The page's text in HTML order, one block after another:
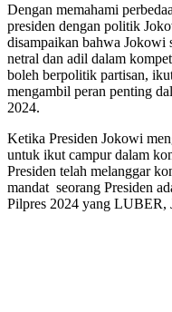
Dengan memahami
presiden dengan politik
disampaikan bahwa Jokowi
netral dan adil dalam
boleh berpolitik partisan,
mengambil peran penting
2024.
Ketika Presiden Jokowi
untuk ikut campur dalam
Presiden telah melanggar
mandat seorang Presiden
Pilpres 2024 yang LUBER,